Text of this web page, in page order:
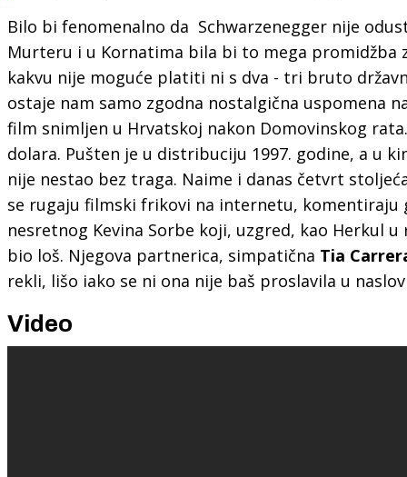
Bilo bi fenomenalno da Schwarzenegger nije
Murteru i u Kornatima bila bi to mega promidžba
kakvu nije moguće platiti ni s dva - tri bruto
ostaje nam samo zgodna nostalgična uspomena
film snimljen u Hrvatskoj nakon Domovinskog
dolara. Pušten je u distribuciju 1997. godine, a u
nije nestao bez traga. Naime i danas četvrt
se rugaju filmski frikovi na internetu, komentiraju
nesretnog Kevina Sorbe koji, uzgred, kao Herkul
bio loš. Njegova partnerica, simpatična Tia
rekli, lišo iako se ni ona nije baš proslavila u
Video